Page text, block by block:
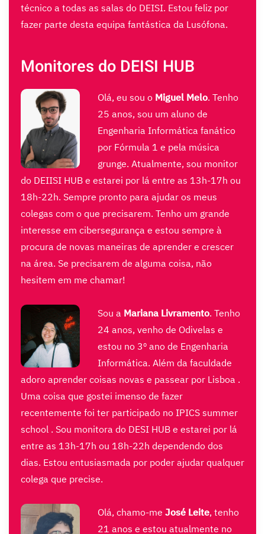
técnico a todas as salas do DEISI. Estou feliz por
fazer parte desta equipa fantástica da Lusófona.
Monitores do DEISI HUB
Olá, eu sou o Miguel Melo. Tenho
25 anos, sou um aluno de
Engenharia Informática fanático
por Fórmula 1 e pela música
grunge. Atualmente, sou monitor
do DEIISI HUB e estarei por lá entre as 13h-17h ou
18h-22h. Sempre pronto para ajudar os meus
colegas com o que precisarem. Tenho um grande
interesse em cibersegurança e estou sempre à
procura de novas maneiras de aprender e crescer
na área. Se precisarem de alguma coisa, não
hesitem em me chamar!
Sou a Mariana Livramento. Tenho
24 anos, venho de Odivelas e
estou no 3º ano de Engenharia
Informática. Além da faculdade
adoro aprender coisas novas e passear por Lisboa .
Uma coisa que gostei imenso de fazer
recentemente foi ter participado no IPICS summer
school . Sou monitora do DESI HUB e estarei por lá
entre as 13h-17h ou 18h-22h dependendo dos
dias. Estou entusiasmada por poder ajudar qualquer
colega que precise.
Olá, chamo-me José Leite, tenho
21 anos e estou atualmente no